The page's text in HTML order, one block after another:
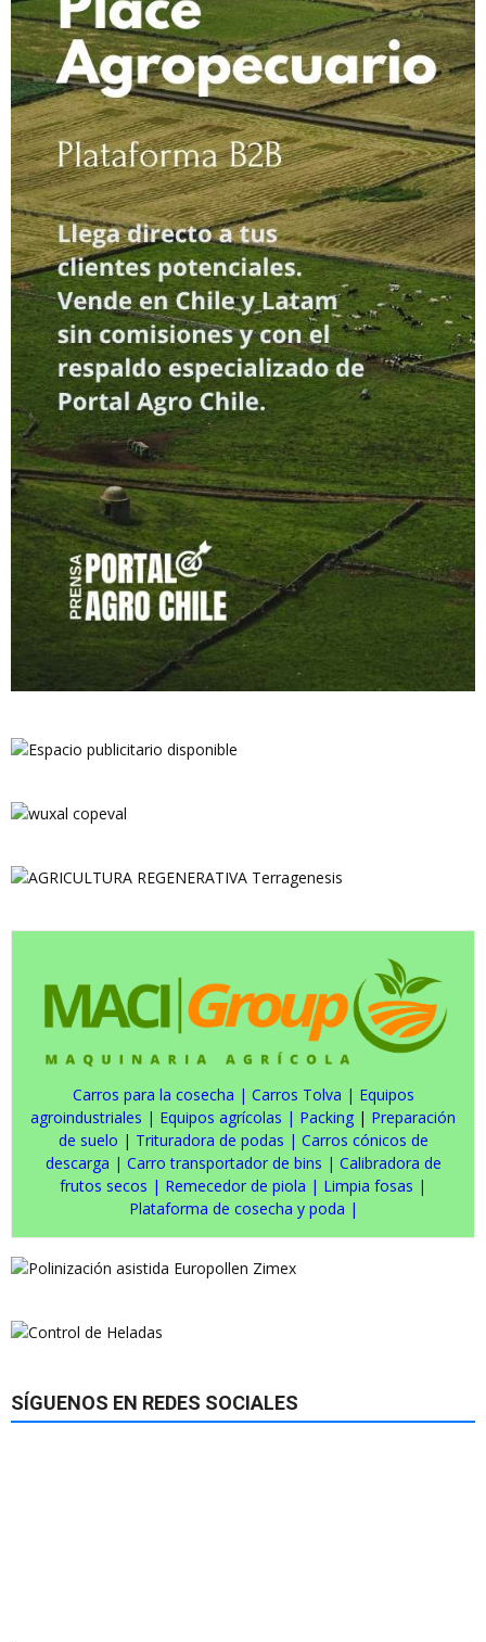
Carros para la cosecha | Carros Tolva | Equipos
agroindustriales | Equipos agrícolas | Packing | Preparación
de suelo | Trituradora de podas | Carros cónicos de
descarga | Carro transportador de bins | Calibradora de
frutos secos | Remecedor de piola | Limpia fosas |
Plataforma de cosecha y poda |
SÍGUENOS EN REDES SOCIALES